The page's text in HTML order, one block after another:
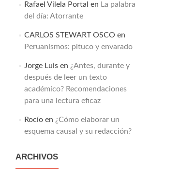
Rafael Vilela Portal en La palabra
del día: Atorrante
CARLOS STEWART OSCO en
Peruanismos: pituco y envarado
Jorge Luisen ¿Antes, durante y
después de leer un texto
académico? Recomendaciones
para una lectura eficaz
Rocíoen ¿Cómo elaborar un
esquema causal y su redacción?
ARCHIVOS